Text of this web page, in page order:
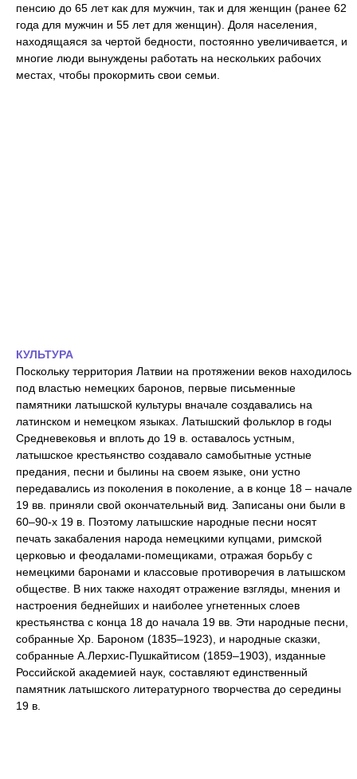
пенсию до 65 лет как для мужчин, так и для женщин (ранее 62
года для мужчин и 55 лет для женщин). Доля населения,
находящаяся за чертой бедности, постоянно увеличивается, и
многие люди вынуждены работать на нескольких рабочих
местах, чтобы прокормить свои семьи.
КУЛЬТУРА
Поскольку территория Латвии на протяжении веков находилось
под властью немецких баронов, первые письменные
памятники латышской культуры вначале создавались на
латинском и немецком языках. Латышский фольклор в годы
Средневековья и вплоть до 19 в. оставалось устным,
латышское крестьянство создавало самобытные устные
предания, песни и былины на своем языке, они устно
передавались из поколения в поколение, а в конце 18 – начале
19 вв. приняли свой окончательный вид. Записаны они были в
60–90-х 19 в. Поэтому латышские народные песни носят
печать закабаления народа немецкими купцами, римской
церковью и феодалами-помещиками, отражая борьбу с
немецкими баронами и классовые противоречия в латышском
обществе. В них также находят отражение взгляды, мнения и
настроения беднейших и наиболее угнетенных слоев
крестьянства с конца 18 до начала 19 вв. Эти народные песни,
собранные Хр. Бароном (1835–1923), и народные сказки,
собранные А.Лерхис-Пушкайтисом (1859–1903), изданные
Российской академией наук, составляют единственный
памятник латышского литературного творчества до середины
19 в.